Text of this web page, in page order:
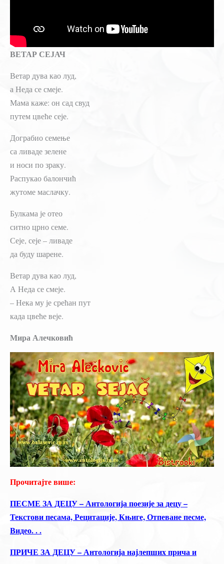
ВЕТАР СЕЈАЧ
Ветар дува као луд,
а Неда се смеје.
Мама каже: он сад свуд
путем цвеће сеје.
Дограбио семење
са ливаде зелене
и носи по зраку.
Распукао балончић
жутоме маслачку.
Булкама је отео
ситно црно семе.
Сеје, сеје – ливаде
да буду шарене.
Ветар дува као луд,
А Неда се смеје.
– Нека му је срећан пут
када цвеће веје.
Мира Алечковић
Прочитајте више:
ПЕСМЕ ЗА ДЕЦУ – Антологија поезије за децу –
Текстови песама, Рецитације, Књиге, Отпеване песме,
Видео. . .
ПРИЧЕ ЗА ДЕЦУ – Антологија најлепших прича и